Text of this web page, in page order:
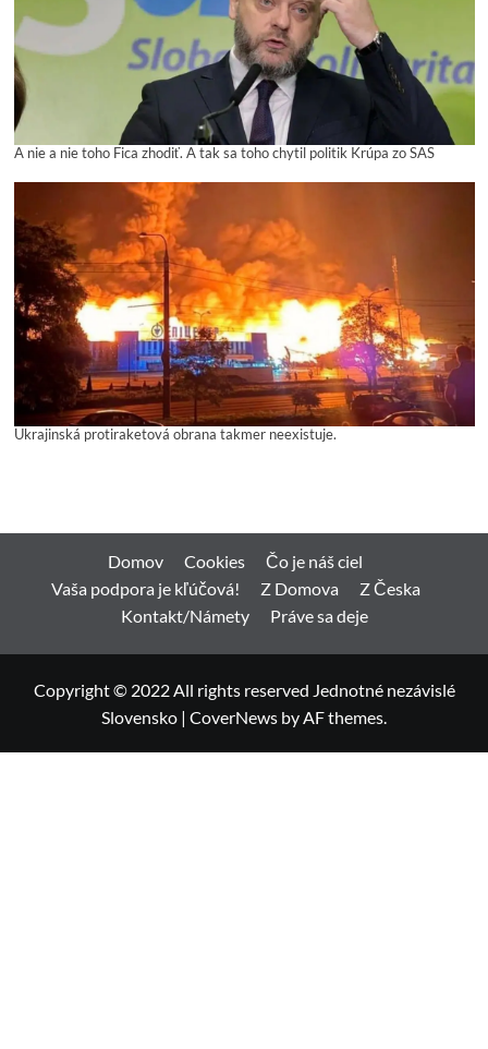
A nie a nie toho Fica zhodiť. A tak sa toho chytil politik Krúpa zo SAS
Ukrajinská protiraketová obrana takmer neexistuje.
Domov Cookies
Čo je náš ciel
Vaša podpora je kľúčová!
Z Domova
Z Česka
Kontakt/Námety
Práve sa deje
Copyright © 2022 All rights reserved Jednotné nezávislé
Slovensko | CoverNews by AF themes.